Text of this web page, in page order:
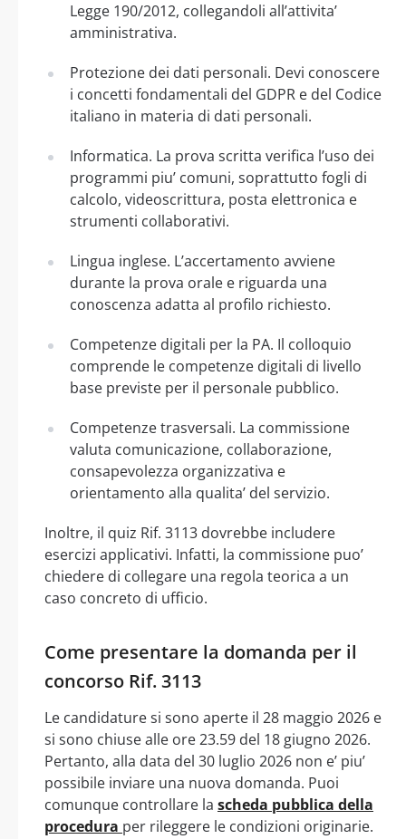
Legge 190/2012, collegandoli all’attivita’
amministrativa.
Protezione dei dati personali. Devi conoscere
i concetti fondamentali del GDPR e del Codice
italiano in materia di dati personali.
Informatica. La prova scritta verifica l’uso dei
programmi piu’ comuni, soprattutto fogli di
calcolo, videoscrittura, posta elettronica e
strumenti collaborativi.
Lingua inglese. L’accertamento avviene
durante la prova orale e riguarda una
conoscenza adatta al profilo richiesto.
Competenze digitali per la PA. Il colloquio
comprende le competenze digitali di livello
base previste per il personale pubblico.
Competenze trasversali. La commissione
valuta comunicazione, collaborazione,
consapevolezza organizzativa e
orientamento alla qualita’ del servizio.
Inoltre, il quiz Rif. 3113 dovrebbe includere
esercizi applicativi. Infatti, la commissione puo’
chiedere di collegare una regola teorica a un
caso concreto di ufficio.
Come presentare la domanda per il
concorso Rif. 3113
Le candidature si sono aperte il 28 maggio 2026 e
si sono chiuse alle ore 23.59 del 18 giugno 2026.
Pertanto, alla data del 30 luglio 2026 non e’ piu’
possibile inviare una nuova domanda. Puoi
comunque controllare la scheda pubblica della
procedura per rileggere le condizioni originarie.